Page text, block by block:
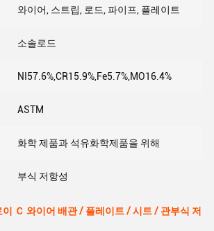
와이어, 스트립, 로드, 파이프, 플레이트
소솔로드
NI57.6%,CR15.9%,Fe5.7%,MO16.4%
ASTM
화학 제품과 석유화학제품을 위해
부식 저항성
Ｃ 와이어 배관 / 플레이트 / 시트 / 관부식 저